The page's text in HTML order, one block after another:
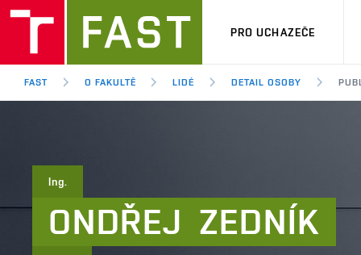
PRO UCHAZEČE
FAST O FAKULTĚ LIDÉ DETAIL OSOBY
Ing.
ONDŘEJ ZEDNÍK